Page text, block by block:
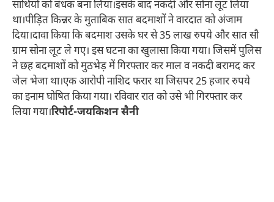
साथियों को बंधक बना लिया।इसके बाद नकदी और सोना लूट लिया
था।पीड़ित किन्नर के मुताबिक सात बदमाशों ने वारदात को अंजाम
दिया।दावा किया कि बदमाश उसके घर से 35 लाख रुपये और सात सौ
ग्राम सोना लूट ले गए। इस घटना का खुलासा किया गया। जिसमें पुलिस
ने छह बदमाशों को मुठभेड़ में गिरफ्तार कर माल व नकदी बरामद कर
जेल भेजा था।एक आरोपी नाशिद फरार था जिसपर 25 हजार रुपये
का इनाम घोषित किया गया। रविवार रात को उसे भी गिरफ्तार कर
लिया गया।रिपोर्ट-जयकिशन सैनी